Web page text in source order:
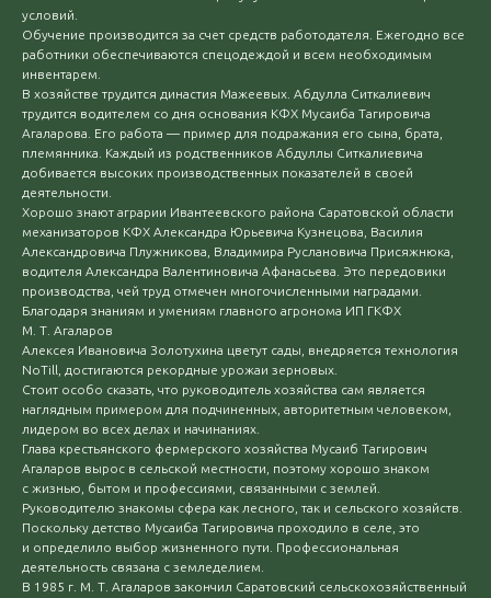
условий.
Обучение производится за счет средств работодателя. Ежегодно все
работники обеспечиваются спецодеждой и всем необходимым
инвентарем.
В хозяйстве трудится династия Мажеевых. Абдулла Ситкалиевич
трудится водителем со дня основания КФХ Мусаиба Тагировича
Агаларова. Его работа — пример для подражания его сына, брата,
племянника. Каждый из родственников Абдуллы Ситкалиевича
добивается высоких производственных показателей в своей
деятельности.
Хорошо знают аграрии Ивантеевского района Саратовской области
механизаторов КФХ Александра Юрьевича Кузнецова, Василия
Александровича Плужникова, Владимира Руслановича Присяжнюка,
водителя Александра Валентиновича Афанасьева. Это передовики
производства, чей труд отмечен многочисленными наградами.
Благодаря знаниям и умениям главного агронома ИП ГКФХ
М. Т. Агаларов
Алексея Ивановича Золотухина цветут сады, внедряется технология
NoTill, достигаются рекордные урожаи зерновых.
Стоит особо сказать, что руководитель хозяйства сам является
наглядным примером для подчиненных, авторитетным человеком,
лидером во всех делах и начинаниях.
Глава крестьянского фермерского хозяйства Мусаиб Тагирович
Агаларов вырос в сельской местности, поэтому хорошо знаком
с жизнью, бытом и профессиями, связанными с землей.
Руководителю знакомы сфера как лесного, так и сельского хозяйств.
Поскольку детство Мусаиба Тагировича проходило в селе, это
и определило выбор жизненного пути. Профессиональная
деятельность связана с земледелием.
В 1985 г. М. Т. Агаларов закончил Саратовский сельскохозяйственный